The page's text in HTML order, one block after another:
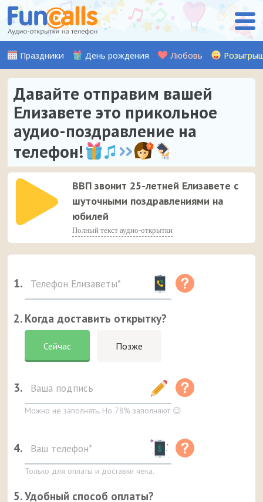
Праздники День рождения Любовь
Давайте отправим вашей
Елизавете это прикольное
аудио-поздравление на
телефон!
ВВП звонит 25-летней Елизавете с
шуточными поздравлениями на
юбилей
Полный текст аудио-открытки
1.
2. Когда доставить открытку?
Сейчас Позже
3.
Можно не заполнять. Но 78% заполняют 😉
4.
Только для оплаты и доставки чека.
5. Удобный способ оплаты?